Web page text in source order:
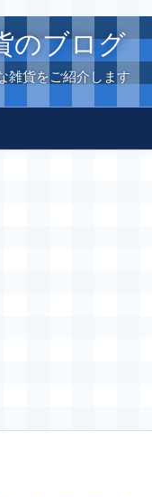
のブログ
雑貨をご紹介します